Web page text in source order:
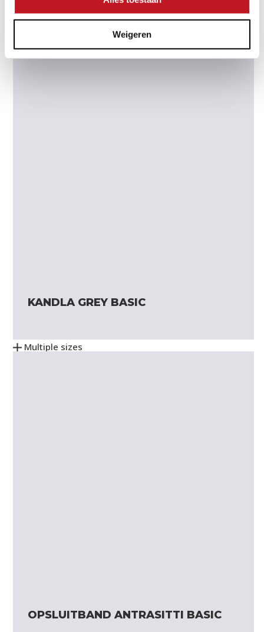
Weigeren
KANDLA MIX BASIC TEGEL
KANDLA GREY BASIC
Multiple sizes
OPSLUITBAND ANTRASITTI BASIC